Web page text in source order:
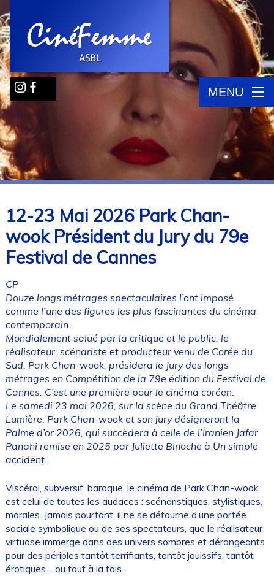
MENU
12-23 Mai 2026 Park Chan-
wook Président du Jury du 79e
Festival de Cannes
CP
Douze longs métrages spectaculaires l’ont imposé
comme l’une des figures les plus fascinantes du cinéma
contemporain.
Mondialement salué par la critique et le public, le
réalisateur, scénariste et producteur venu de Corée du
Sud, Park Chan-wook, présidera le Jury des longs
métrages en Compétition de la 79e édition du Festival de
Cannes. C’est une première pour le cinéma coréen.
Le samedi 23 mai 2026, sur la scène du Grand Théâtre
Lumière, Park Chan-wook et son jury désigneront la
Palme d’or 2026, qui succèdera à celle de l’Iranien Jafar
Panahi remise en 2025 par Juliette Binoche à Un simple
accident.
Viscéral, subversif, baroque, le cinéma de Park Chan-wook
est celui de toutes les audaces : scénaristiques, stylistiques,
morales. Jamais pourtant, il ne se détourne d’une portée
sociale symbolique ou de ses spectateurs, que le réalisateur
virtuose immerge dans des univers sombres et dérangeants
pour des périples tantôt terrifiants, tantôt jouissifs, tantôt
érotiques… ou tout à la fois.